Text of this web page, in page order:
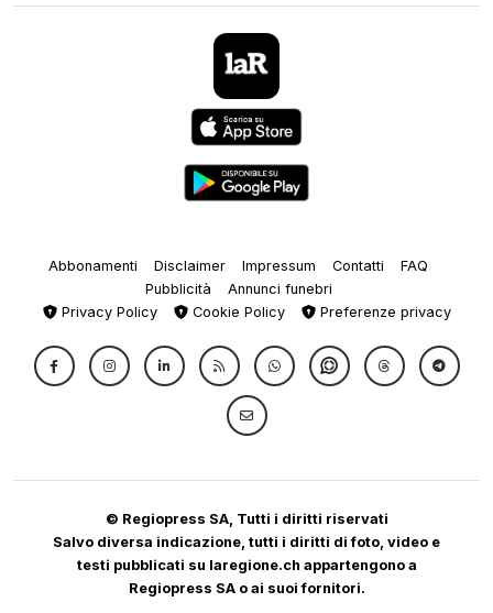
Abbonamenti Disclaimer Impressum Contatti
FAQ
Pubblicità
Annunci funebri
Privacy Policy
Cookie Policy Preferenze privacy
© Regiopress SA, Tutti i diritti riservati
Salvo diversa indicazione, tutti i diritti di foto, video e
testi pubblicati su laregione.ch appartengono a
Regiopress SA o ai suoi fornitori.